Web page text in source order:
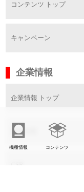
機種情報 コンテンツ
コンテンツ トップ
キャンペーン
企業情報
企業情報 トップ
事業内容